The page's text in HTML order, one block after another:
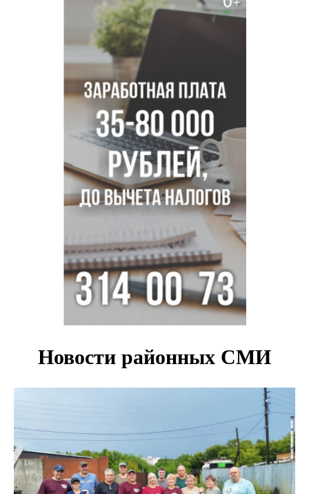
Секрет при выборе макарон раскрыла новосибирцам
эксперт Ольга Широкова
Перец-змея вырос в огороде жительницы
Полная программа празднования Дня физкультурника
опубликована в Новосибирске